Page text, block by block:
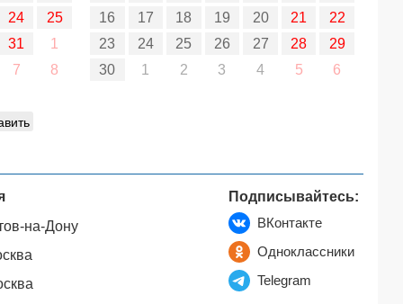
24
25
31
1
7
8
16
17 18 19 20 21
22
23
24 25 26 27 28
29
30
1 2 3 4 5 6
на-Дону
Подписывайтесь:
ВКонтакте
Одноклассники
Telegram